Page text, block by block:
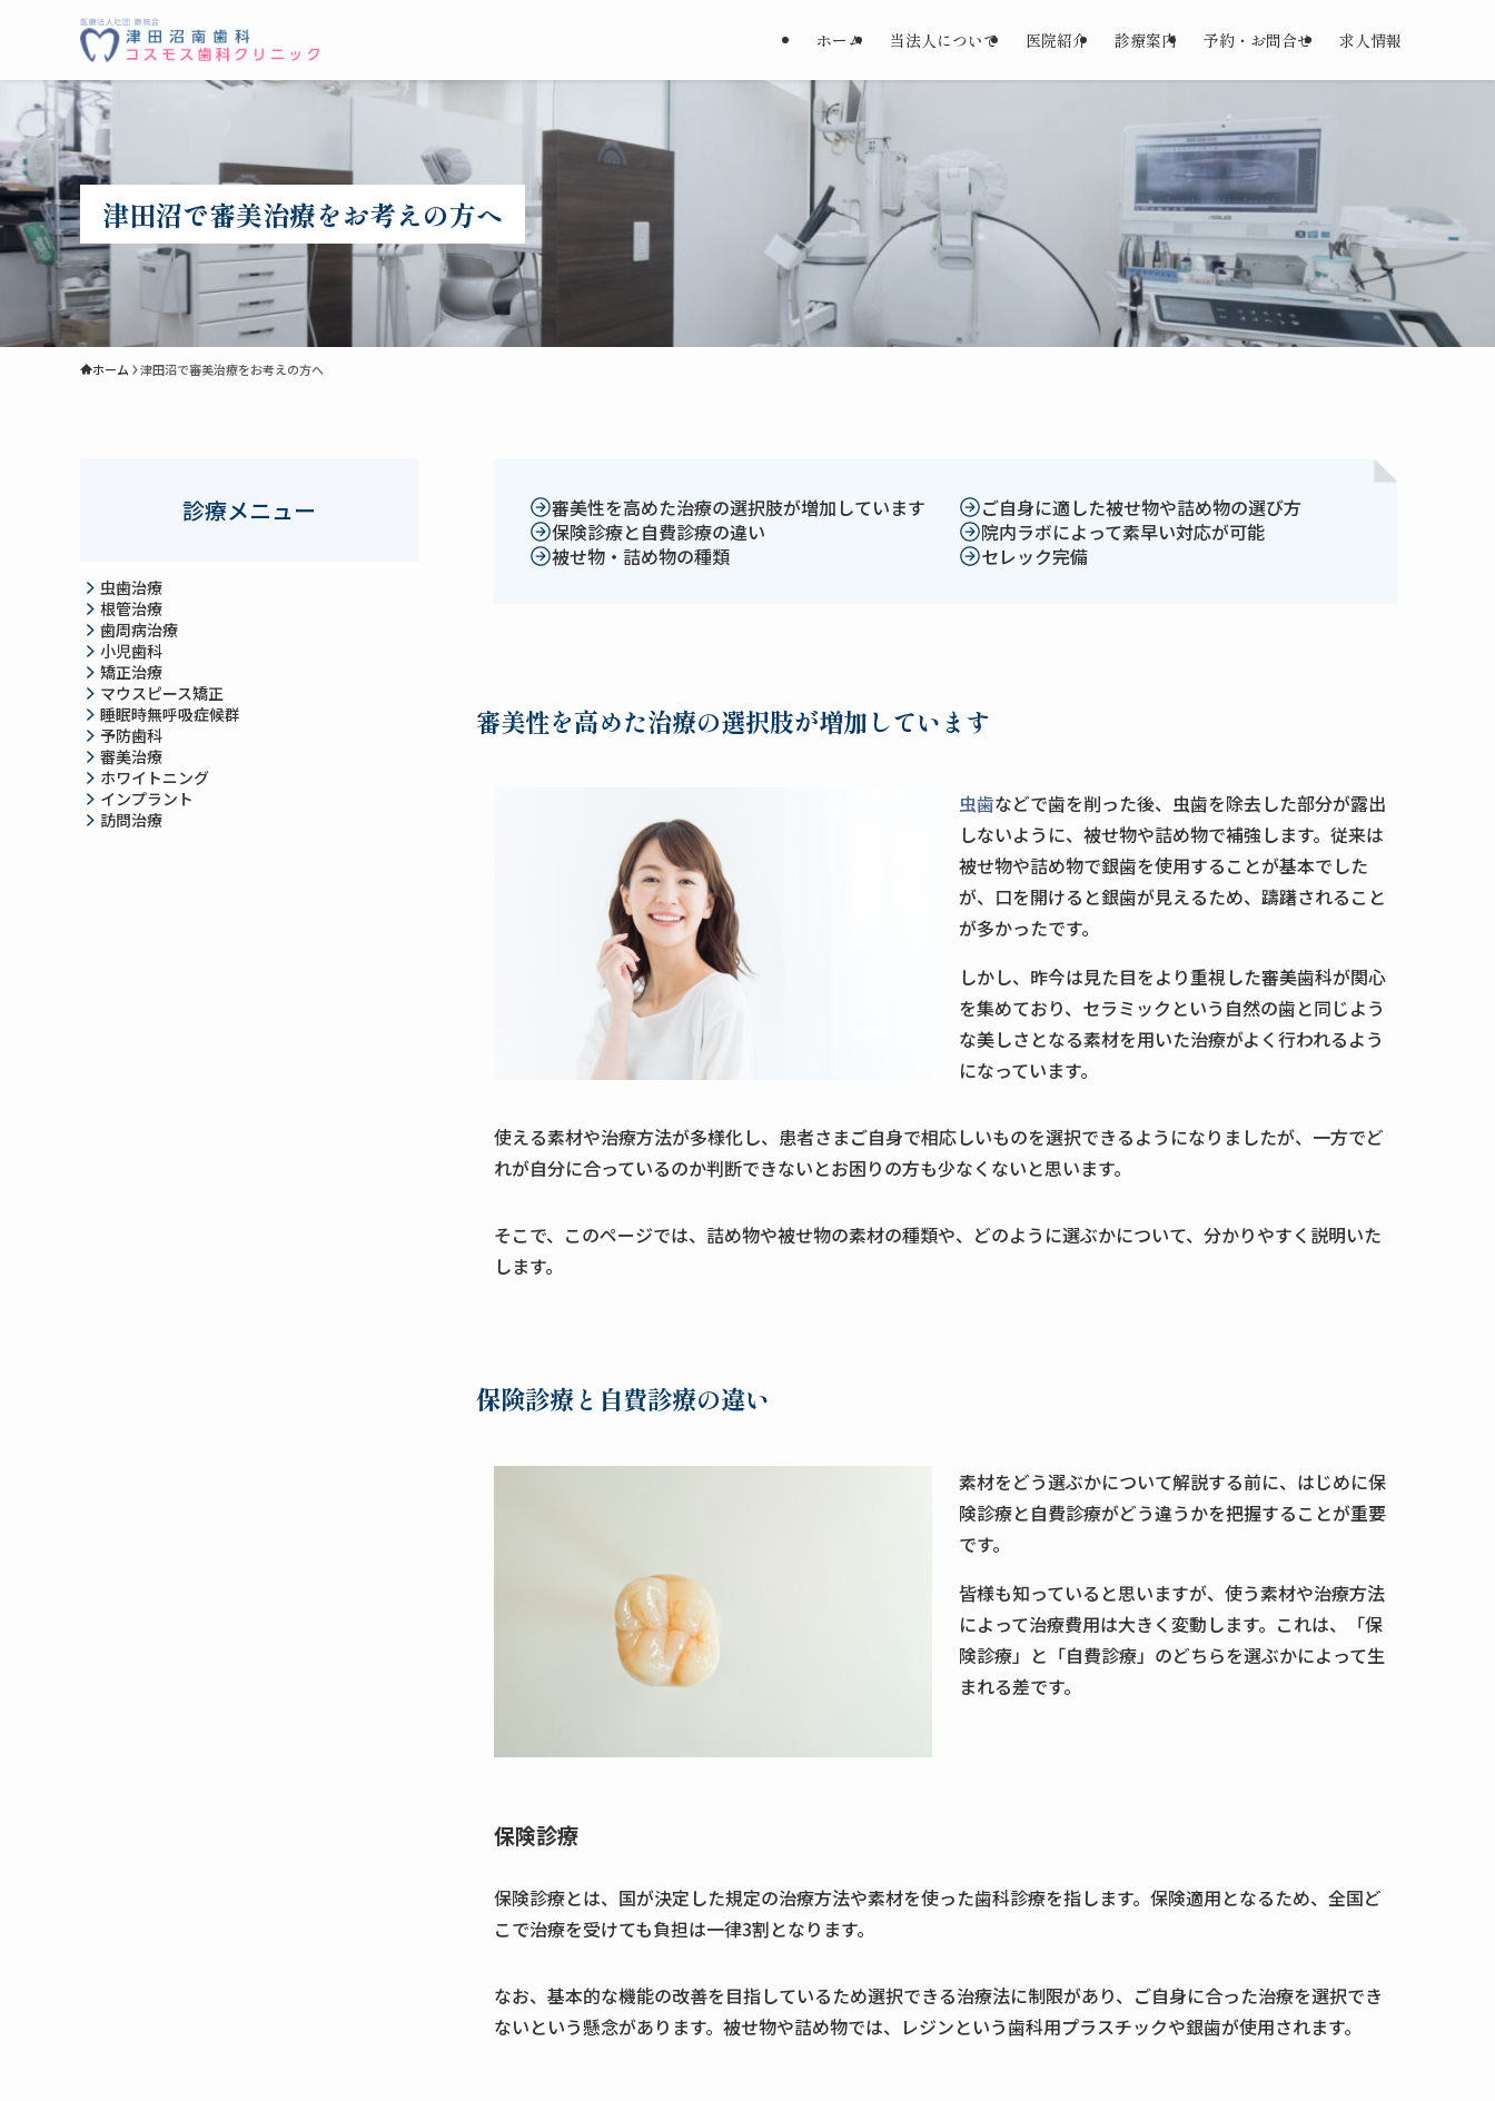
ホーム 当法人について 医院紹介 診療案内 予約・お問合せ 求人情報
津田沼で審美治療をお考えの方へ
ホーム 津田沼で審美治療をお考えの方へ
審美性を高めた治療の選択肢が増加しています
保険診療と自費診療の違い
被せ物・詰め物の種類
ご自身に適した被せ物や詰め物の選び方
院内ラボによって素早い対応が可能
セレック完備
審美性を高めた治療の選択肢が増加しています
虫歯などで歯を削った後、虫歯を除去した部分が露出
しないように、被せ物や詰め物で補強します。従来は
被せ物や詰め物で銀歯を使用することが基本でした
が、口を開けると銀歯が見えるため、躊躇されること
が多かったです。
しかし、昨今は見た目をより重視した審美歯科が関心
を集めており、セラミックという自然の歯と同じよう
な美しさとなる素材を用いた治療がよく行われるよう
になっています。
使える素材や治療方法が多様化し、患者さまご自身で相応しいものを選択できるようになりましたが、一方でど
れが自分に合っているのか判断できないとお困りの方も少なくないと思います。
そこで、このページでは、詰め物や被せ物の素材の種類や、どのように選ぶかについて、分かりやすく説明いた
します。
保険診療と自費診療の違い
素材をどう選ぶかについて解説する前に、はじめに保
険診療と自費診療がどう違うかを把握することが重要
です。
皆様も知っていると思いますが、使う素材や治療方法
によって治療費用は大きく変動します。これは、「保
険診療」と「自費診療」のどちらを選ぶかによって生
まれる差です。
保険診療
保険診療とは、国が決定した規定の治療方法や素材を使った歯科診療を指します。保険適用となるため、全国ど
こで治療を受けても負担は一律3割となります。
なお、基本的な機能の改善を目指しているため選択できる治療法に制限があり、ご自身に合った治療を選択でき
ないという懸念があります。被せ物や詰め物では、レジンという歯科用プラスチックや銀歯が使用されます。
診療メニュー
虫歯治療
根管治療
歯周病治療
小児歯科
矯正治療
マウスピース矯正
睡眠時無呼吸症候群
予防歯科
審美治療
ホワイトニング
インプラント
訪問治療